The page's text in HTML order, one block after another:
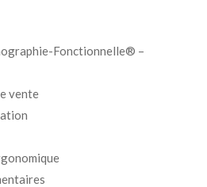
Fonctionnelle® –
vente